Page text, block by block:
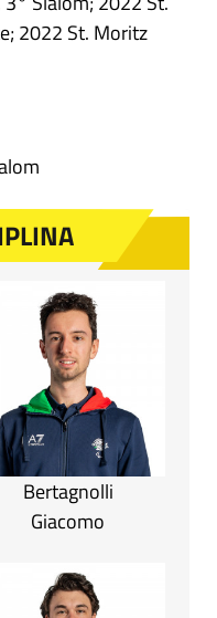
2022 St. Moritz
Bertagnolli
Giacomo